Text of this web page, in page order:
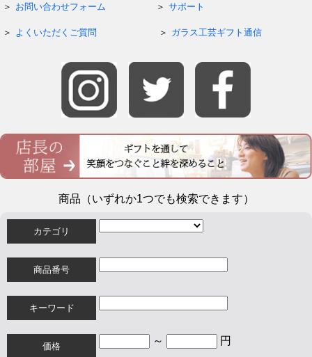
お問い合わせフォーム サポート
よくいただくご質問 ガラス工芸ギフト通信
商品（いずれか1つでも検索できます）
カテゴリ
商品番号
キーワード
価格 ～ 円